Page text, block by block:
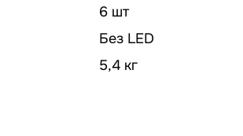
6 шт
Без LED
5,4 кг